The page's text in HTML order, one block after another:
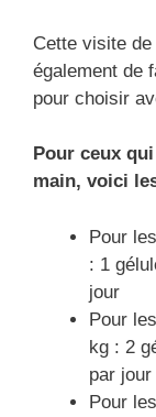
Cette visite
également de
pour choisir
Pour ceux
main, voici
Pour
: 1
jour
Pour
kg : 2
par jour
Pour